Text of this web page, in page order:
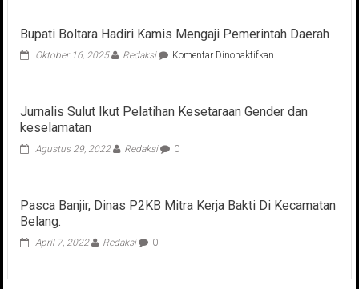
Bupati Boltara Hadiri Kamis Mengaji Pemerintah Daerah
Oktober 16, 2025 Redaksi Komentar Dinonaktifkanpada
Kamis
Jurnalis Sulut Ikut Pelatihan Kesetaraan Gender dan
keselamatan
Agustus 29, 2022 Redaksi 0
Pasca Banjir, Dinas P2KB Mitra Kerja Bakti Di Kecamatan
Belang.
April 7, 2022 Redaksi 0